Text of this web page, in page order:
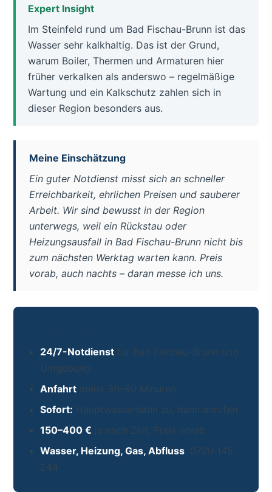
Expert Insight
Im Steinfeld rund um Bad Fischau-Brunn ist das
Wasser sehr kalkhaltig. Das ist der Grund,
warum Boiler, Thermen und Armaturen hier
früher verkalken als anderswo – regelmäßige
Wartung und ein Kalkschutz zahlen sich in
dieser Region besonders aus.
Meine Einschätzung
Ein guter Notdienst misst sich an schneller
Erreichbarkeit, ehrlichen Preisen und sauberer
Arbeit. Wir sind bewusst in der Region
unterwegs, weil ein Rückstau oder
Heizungsausfall in Bad Fischau-Brunn nicht bis
zum nächsten Werktag warten kann. Preis
vorab, auch nachts – daran messe ich uns.
24/7-Notdienst für Bad Fischau-Brunn und
Umgebung
Anfahrt meist 30–60 Minuten
Sofort: Hauptwasserhahn zu, dann anrufen
150–400 € je nach Zeit, Preis vorab
Wasser, Heizung, Gas, Abfluss: 0720 145
244